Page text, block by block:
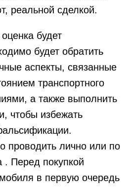
реальной сделкой.
будет
будет обратить
аспекты, связанные
транспортного
а также выполнить
чтобы избежать
проводить лично или по
. Перед покупкой
в первую очередь